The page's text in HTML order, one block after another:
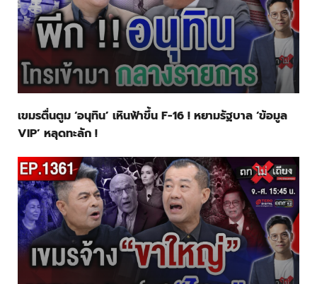
เขมรตื่นตูม ‘อนุทิน’ เหินฟ้าขึ้น F-16 ! หยามรัฐบาล ‘ข้อมูล
VIP’ หลุดทะลัก !